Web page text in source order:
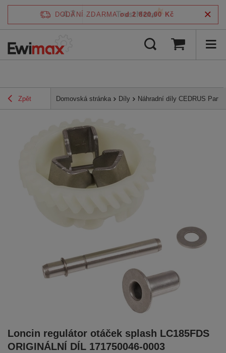
DODÁNÍ ZDARMA od 2 820,00 Kč
Zpět Domovská stránka Díly Náhradní díly CEDRUS Parts
Loncin regulátor otáček splash LC185FDS
ORIGINÁLNÍ DÍL 171750046-0003
4.7 /5 ověřeno podle